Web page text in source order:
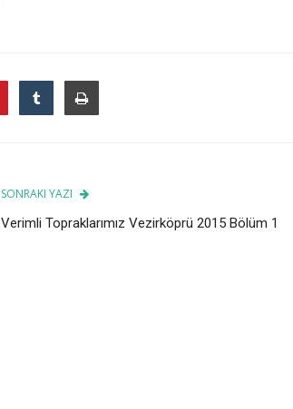
SONRAKI YAZI
Verimli Topraklarımız Vezirköprü 2015 Bölüm 1